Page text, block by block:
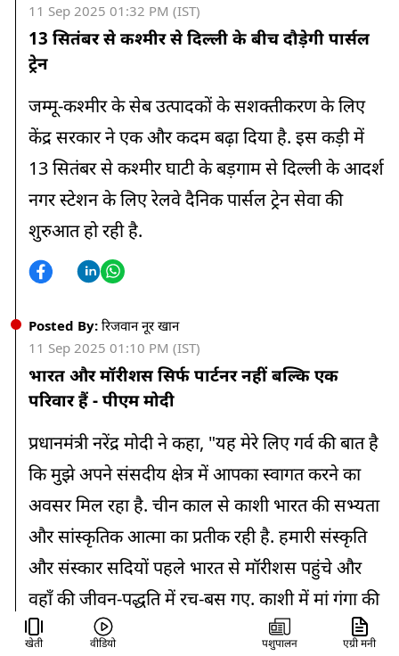
11 Sep 2025 01:32 PM (IST)
13 सितंबर से कश्मीर से दिल्ली के बीच दौड़ेगी पार्सल
ट्रेन
जम्मू-कश्मीर के सेब उत्पादकों के सशक्तीकरण के लिए
केंद्र सरकार ने एक और कदम बढ़ा दिया है. इस कड़ी में
13 सितंबर से कश्मीर घाटी के बड़गाम से दिल्ली के आदर्श
नगर स्टेशन के लिए रेलवे दैनिक पार्सल ट्रेन सेवा की
शुरुआत हो रही है.
Posted By: रिजवान नूर खान
11 Sep 2025 01:10 PM (IST)
भारत और मॉरीशस सिर्फ पार्टनर नहीं बल्कि एक
परिवार हैं - पीएम मोदी
प्रधानमंत्री नरेंद्र मोदी ने कहा, "यह मेरे लिए गर्व की बात है
कि मुझे अपने संसदीय क्षेत्र में आपका स्वागत करने का
अवसर मिल रहा है. चीन काल से काशी भारत की सभ्यता
और सांस्कृतिक आत्मा का प्रतीक रही है. हमारी संस्कृति
और संस्कार सदियों पहले भारत से मॉरीशस पहुंचे और
वहाँ की जीवन-पद्धति में रच-बस गए. काशी में मां गंगा की
अविरल धारा की तरह, भारतीय संस्कृति का अविरल प्रवाह
खेती वीडियो पशुपालन एग्री मनी